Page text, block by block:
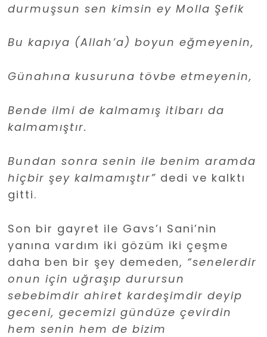
durmuşsun sen kimsin ey Molla Şefik
Bu kapıya (Allah’a) boyun eğmeyenin,
Günahına kusuruna tövbe etmeyenin,
Bende ilmi de kalmamış itibarı da
kalmamıştır.
Bundan sonra senin ile benim aramda
hiçbir şey kalmamıştır” dedi ve kalktı
gitti.
Son bir gayret ile Gavs’ı Sani’nin
yanına vardım iki gözüm iki çeşme
daha ben bir şey demeden, “senelerdir
onun için uğraşıp durursun
sebebimdir ahiret kardeşimdir deyip
geceni, gecemizi gündüze çevirdin
hem senin hem de bizim